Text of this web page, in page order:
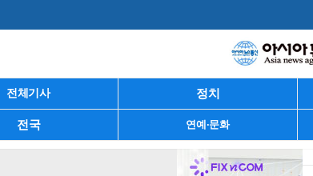
전체기사 정치
전국 연예·문화